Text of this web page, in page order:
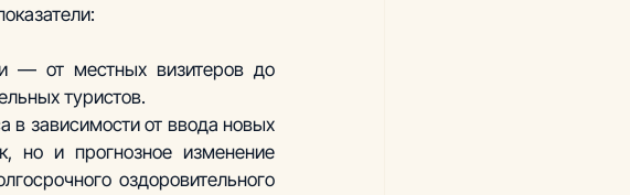
— от местных визитеров до
туристов.
в зависимости от ввода новых
но и прогнозное изменение
оздоровительного